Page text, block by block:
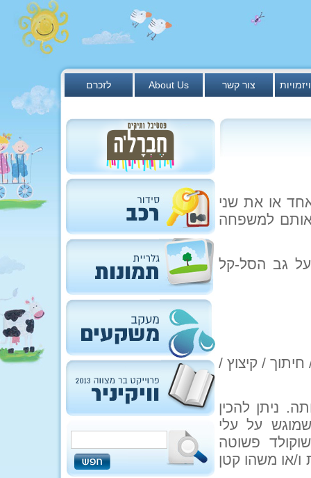
לזכרם About Us צור קשר
או את שני
למשפחה
גב הסל-קל
/ קיצוץ /
ניתן להכין
על עלי
פשוטה
ו/או משהו קטן